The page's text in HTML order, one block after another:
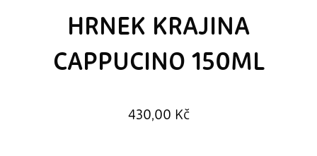
HRNEK KRAJINA
CAPPUCINO 150ML
430,00 Kč